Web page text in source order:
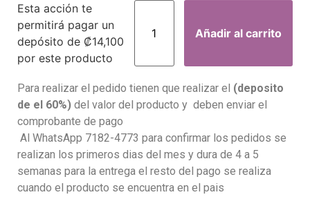
Esta acción te
permitirá pagar un
depósito de ₡14,100
por este producto
Añadir al carrito
Para realizar el pedido tienen que realizar el (deposito
de el 60%) del valor del producto y deben enviar el
comprobante de pago
Al WhatsApp 7182-4773 para confirmar los pedidos se
realizan los primeros dias del mes y dura de 4 a 5
semanas para la entrega el resto del pago se realiza
cuando el producto se encuentra en el pais